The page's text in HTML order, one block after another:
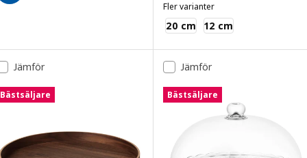
Fler varianter
BLANDA MATT
20 cm 12 cm
Jämför
Bästsäljare
Jämför
Bästsäljare